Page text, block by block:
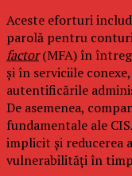
Aceste eforturi
parolă pentru
factor(MFA) în
și în serviciile
autentificările
De asemenea,
fundamentale ale
implicit și reducerea
vulnerabilități în